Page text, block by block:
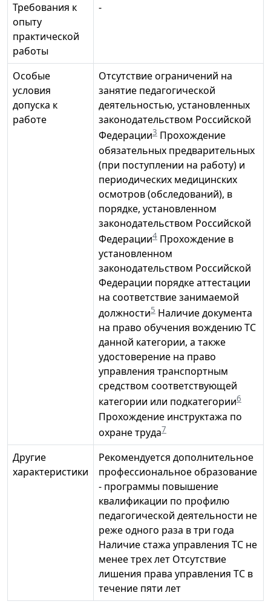
Требования к
опыту
практической
работы
-
Особые
условия
допуска к
работе
Отсутствие ограничений на
занятие педагогической
деятельностью, установленных
законодательством Российской
Федерации3 Прохождение
обязательных предварительных
(при поступлении на работу) и
периодических медицинских
осмотров (обследований), в
порядке, установленном
законодательством Российской
Федерации4 Прохождение в
установленном
законодательством Российской
Федерации порядке аттестации
на соответствие занимаемой
должности5 Наличие документа
на право обучения вождению ТС
данной категории, а также
удостоверение на право
управления транспортным
средством соответствующей
категории или подкатегории6
Прохождение инструктажа по
охране труда7
Другие
характеристики
Рекомендуется дополнительное
профессиональное образование
- программы повышение
квалификации по профилю
педагогической деятельности не
реже одного раза в три года
Наличие стажа управления ТС не
менее трех лет Отсутствие
лишения права управления ТС в
течение пяти лет